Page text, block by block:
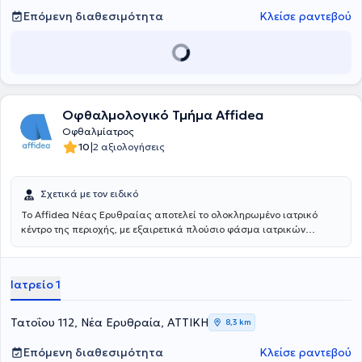
Επόμενη διαθεσιμότητα Κλείσε ραντεβού
Οφθαλμολογικό Τμήμα Affidea
Οφθαλμίατρος
10|2 αξιολογήσεις
Σχετικά με τον ειδικό
Το Affidea Νέας Ερυθραίας αποτελεί το ολοκληρωμένο ιατρικό
κέντρο της περιοχής, με εξαιρετικά πλούσιο φάσμα ιατρικών
υπηρεσίες, την ουρολογία με δυνατότητα κυστεοσκόπησης, τη
ένας πλήρης ιατρικός προορισμός για κάθε ανάγκη.
Ιατρείο 1
Τατοΐου 112, Νέα Ερυθραία, ΑΤΤΙΚΗ 8,3 km
Επόμενη διαθεσιμότητα Κλείσε ραντεβού